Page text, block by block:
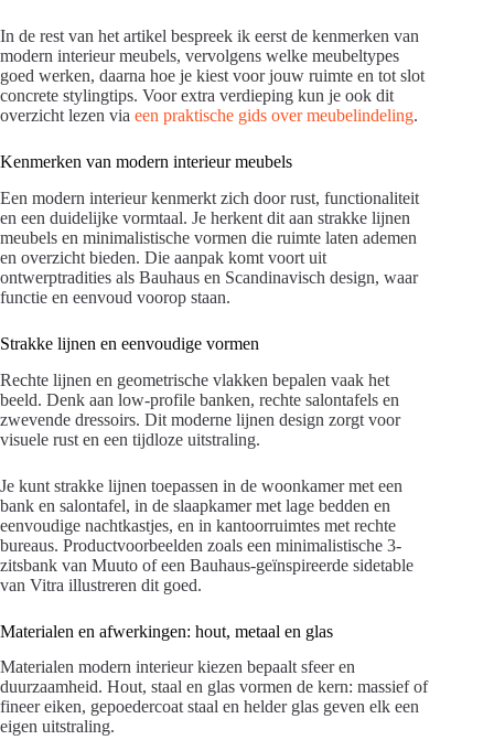
In de rest van het artikel bespreek ik eerst de kenmerken van
modern interieur meubels, vervolgens welke meubeltypes
goed werken, daarna hoe je kiest voor jouw ruimte en tot slot
concrete stylingtips. Voor extra verdieping kun je ook dit
overzicht lezen via een praktische gids over meubelindeling.
Kenmerken van modern interieur meubels
Een modern interieur kenmerkt zich door rust, functionaliteit
en een duidelijke vormtaal. Je herkent dit aan strakke lijnen
meubels en minimalistische vormen die ruimte laten ademen
en overzicht bieden. Die aanpak komt voort uit
ontwerptradities als Bauhaus en Scandinavisch design, waar
functie en eenvoud voorop staan.
Strakke lijnen en eenvoudige vormen
Rechte lijnen en geometrische vlakken bepalen vaak het
beeld. Denk aan low-profile banken, rechte salontafels en
zwevende dressoirs. Dit moderne lijnen design zorgt voor
visuele rust en een tijdloze uitstraling.
Je kunt strakke lijnen toepassen in de woonkamer met een
bank en salontafel, in de slaapkamer met lage bedden en
eenvoudige nachtkastjes, en in kantoorruimtes met rechte
bureaus. Productvoorbeelden zoals een minimalistische 3-
zitsbank van Muuto of een Bauhaus-geïnspireerde sidetable
van Vitra illustreren dit goed.
Materialen en afwerkingen: hout, metaal en glas
Materialen modern interieur kiezen bepaalt sfeer en
duurzaamheid. Hout, staal en glas vormen de kern: massief of
fineer eiken, gepoedercoat staal en helder glas geven elk een
eigen uitstraling.